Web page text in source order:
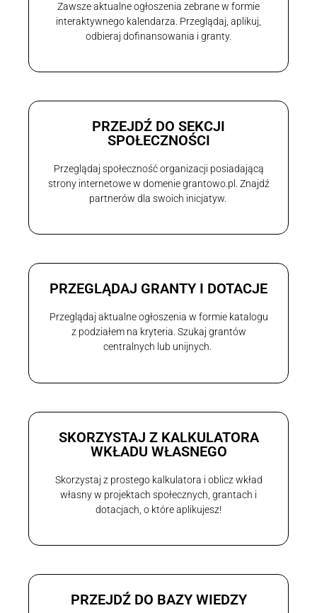
Zawsze aktualne ogłoszenia zebrane w formie
interaktywnego kalendarza. Przeglądaj, aplikuj,
odbieraj dofinansowania i granty.
PRZEJDŹ DO SEKCJI
SPOŁECZNOŚCI
Przeglądaj społeczność organizacji posiadającą
strony internetowe w domenie grantowo.pl. Znajdź
partnerów dla swoich inicjatyw.
PRZEGLĄDAJ GRANTY I DOTACJE
Przeglądaj aktualne ogłoszenia w formie katalogu
z podziałem na kryteria. Szukaj grantów
centralnych lub unijnych.
SKORZYSTAJ Z KALKULATORA
WKŁADU WŁASNEGO
Skorzystaj z prostego kalkulatora i oblicz wkład
własny w projektach społecznych, grantach i
dotacjach, o które aplikujesz!
PRZEJDŹ DO BAZY WIEDZY